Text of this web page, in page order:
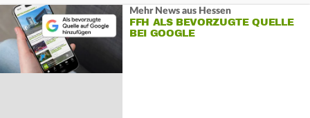
Mehr News aus Hessen
FFH ALS BEVORZUGTE QUELLE
BEI GOOGLE